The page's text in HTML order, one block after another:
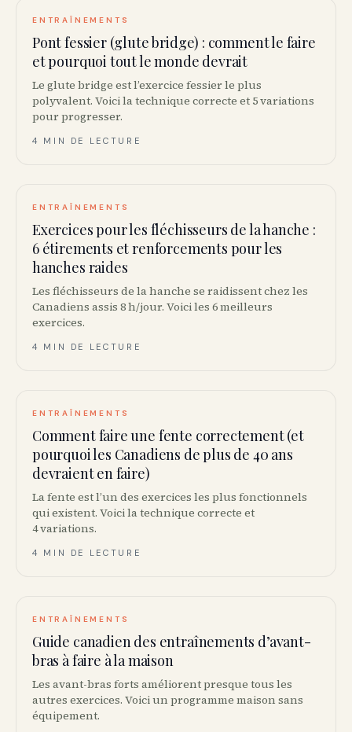
ENTRAÎNEMENTS
Pont fessier (glute bridge) : comment le faire
et pourquoi tout le monde devrait
Le glute bridge est l’exercice fessier le plus
polyvalent. Voici la technique correcte et 5 variations
pour progresser.
4 MIN DE LECTURE
ENTRAÎNEMENTS
Exercices pour les fléchisseurs de la hanche :
6 étirements et renforcements pour les
hanches raides
Les fléchisseurs de la hanche se raidissent chez les
Canadiens assis 8 h/jour. Voici les 6 meilleurs
exercices.
4 MIN DE LECTURE
ENTRAÎNEMENTS
Comment faire une fente correctement (et
pourquoi les Canadiens de plus de 40 ans
devraient en faire)
La fente est l’un des exercices les plus fonctionnels
qui existent. Voici la technique correcte et
4 variations.
4 MIN DE LECTURE
ENTRAÎNEMENTS
Guide canadien des entraînements d’avant-
bras à faire à la maison
Les avant-bras forts améliorent presque tous les
autres exercices. Voici un programme maison sans
équipement.